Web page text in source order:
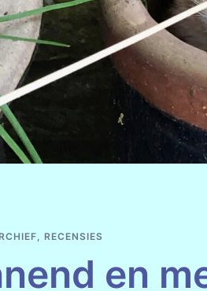
, RECENSIES
en